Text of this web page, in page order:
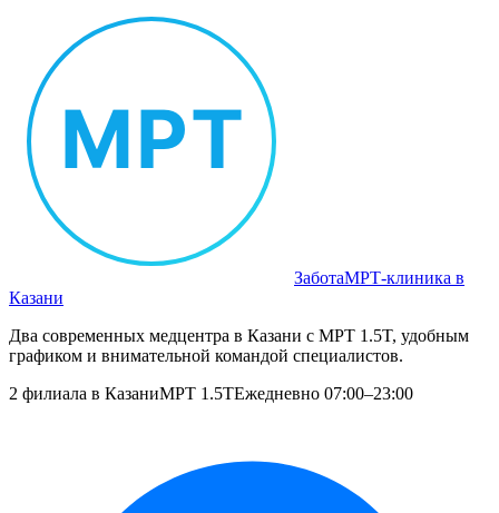
ЗаботаМРТ‑клиника в
Казани
Два современных медцентра в Казани с МРТ 1.5T, удобным
графиком и внимательной командой специалистов.
2 филиала в КазаниМРТ 1.5TЕжедневно 07:00–23:00